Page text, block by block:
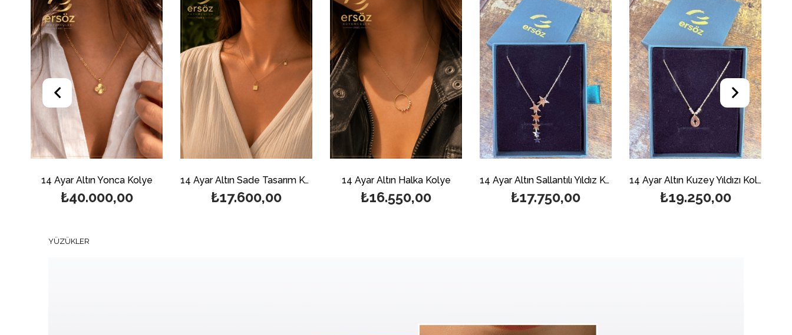
14 Ayar Altın Yonca Kolye
₺40.000,00
14 Ayar Altın Sade Tasarım Kolye
₺17.600,00
14 Ayar Altın Halka Kolye
₺16.550,00
14 Ayar Altın Sallantılı Yıldız Kolye
₺17.750,00
14 Ayar Altın Kuzey Yıldızı Kolye
₺19.250,00
YÜZÜKLER